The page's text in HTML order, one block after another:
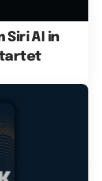
Siri AI in